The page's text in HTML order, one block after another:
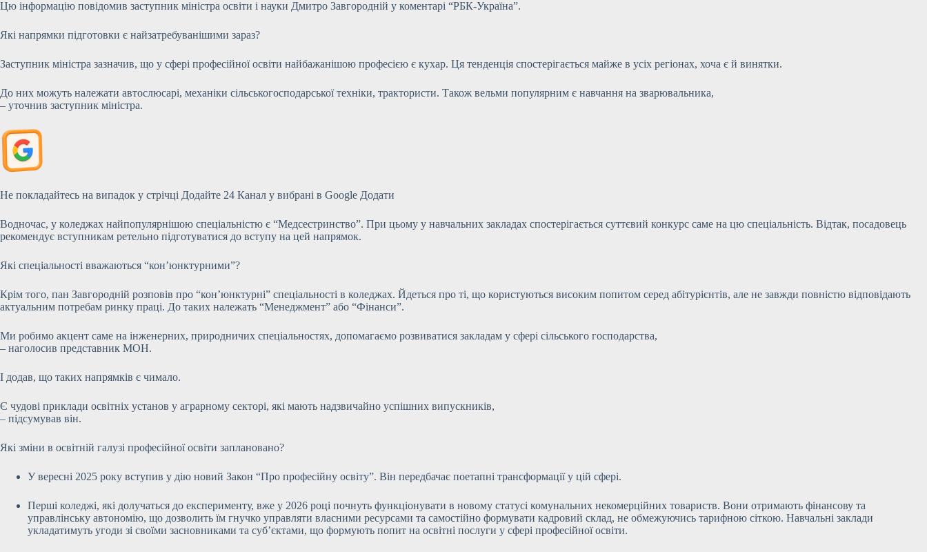
Цю інформацію повідомив заступник міністра освіти і науки Дмитро Завгородній у коментарі “РБК-Україна”.
Які напрямки підготовки є найзатребуванішими зараз?
Заступник міністра зазначив, що у сфері професійної освіти найбажанішою професією є кухар. Ця тенденція спостерігається майже в усіх регіонах, хоча є й винятки.
До них можуть належати автослюсарі, механіки сільськогосподарської техніки, трактористи. Також вельми популярним є навчання на зварювальника,
– уточнив заступник міністра.
Не покладайтесь на випадок у стрічці Додайте 24 Канал у вибрані в Google Додати
Водночас, у коледжах найпопулярнішою спеціальністю є “Медсестринство”. При цьому у навчальних закладах спостерігається суттєвий конкурс саме на цю спеціальність. Відтак, посадовець
рекомендує вступникам ретельно підготуватися до вступу на цей напрямок.
Які спеціальності вважаються “кон’юнктурними”?
Крім того, пан Завгородній розповів про “кон’юнктурні” спеціальності в коледжах. Йдеться про ті, що користуються високим попитом серед абітурієнтів, але не завжди повністю відповідають
актуальним потребам ринку праці. До таких належать “Менеджмент” або “Фінанси”.
Ми робимо акцент саме на інженерних, природничих спеціальностях, допомагаємо розвиватися закладам у сфері сільського господарства,
– наголосив представник МОН.
І додав, що таких напрямків є чимало.
Є чудові приклади освітніх установ у аграрному секторі, які мають надзвичайно успішних випускників,
– підсумував він.
Які зміни в освітній галузі професійної освіти заплановано?
У вересні 2025 року вступив у дію новий Закон “Про професійну освіту”. Він передбачає поетапні трансформації у цій сфері.
Перші коледжі, які долучаться до експерименту, вже у 2026 році почнуть функціонувати в новому статусі комунальних некомерційних товариств. Вони отримають фінансову та
управлінську автономію, що дозволить їм гнучко управляти власними ресурсами та самостійно формувати кадровий склад, не обмежуючись тарифною сіткою. Навчальні заклади
укладатимуть угоди зі своїми засновниками та суб’єктами, що формують попит на освітні послуги у сфері професійної освіти.